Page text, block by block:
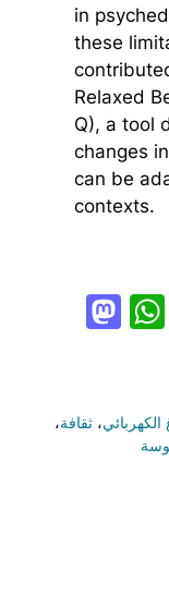
in
these
Relaxed
Q), a tool
changes
can be
contexts.
،ثقافة،